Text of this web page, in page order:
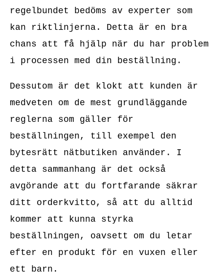
regelbundet bedöms av experter som
kan riktlinjerna. Detta är en bra
chans att få hjälp när du har problem
i processen med din beställning.
Dessutom är det klokt att kunden är
medveten om de mest grundläggande
reglerna som gäller för
beställningen, till exempel den
bytesrätt nätbutiken använder. I
detta sammanhang är det också
avgörande att du fortfarande säkrar
ditt orderkvitto, så att du alltid
kommer att kunna styrka
beställningen, oavsett om du letar
efter en produkt för en vuxen eller
ett barn.